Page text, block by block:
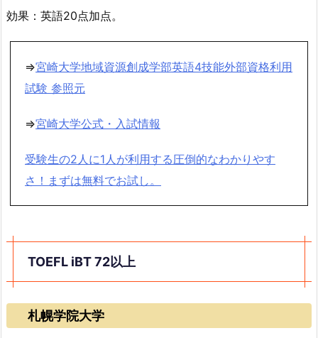
効果：英語20点加点。
⇒宮崎大学地域資源創成学部英語4技能外部資格利用
試験 参照元
⇒宮崎大学公式・入試情報
受験生の2人に1人が利用する圧倒的なわかりやす
さ！まずは無料でお試し。
TOEFL iBT 72以上
札幌学院大学